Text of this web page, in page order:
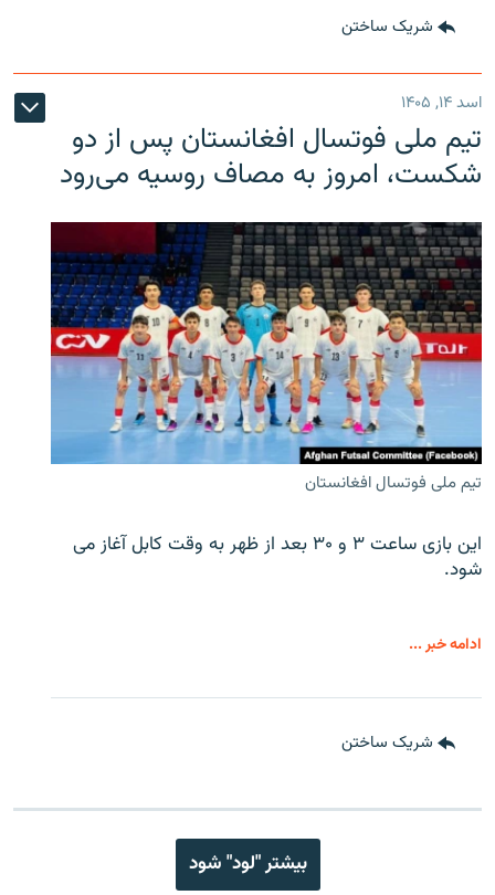
شریک ساختن
اسد ۱۴, ۱۴۰۵
تیم ملی فوتسال افغانستان پس از دو
شکست، امروز به مصاف روسیه می‌رود
تیم ملی فوتسال افغانستان
این بازی ساعت ۳ و ۳۰ بعد از ظهر به وقت کابل آغاز می
شود.
ادامه خبر ...
شریک ساختن
بیشتر "لود" شود